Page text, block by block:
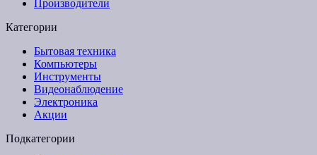
Производители
Категории
Бытовая техника
Компьютеры
Инструменты
Видеонаблюдение
Электроника
Акции
Подкатегории